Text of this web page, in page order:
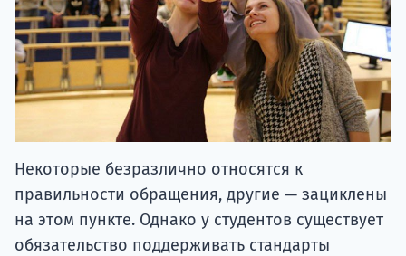
Некоторые безразлично относятся к
правильности обращения, другие — зациклены
на этом пункте. Однако у студентов существует
обязательство поддерживать стандарты